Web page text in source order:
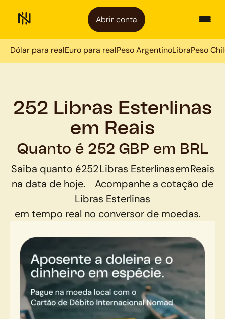
Abrir conta
Dólar para realEuro para realPeso ArgentinoLibraPeso
252 Libras Esterlinas
em Reais
Quanto é 252 GBP em BRL
Saiba quanto é252Libras EsterlinasemReais
na data de hoje.
Acompanhe a cotação de
Libras Esterlinas
em tempo real no conversor de moedas.